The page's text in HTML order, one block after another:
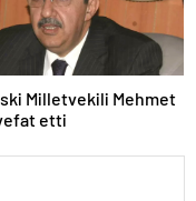
Milletvekili Mehmet
etti